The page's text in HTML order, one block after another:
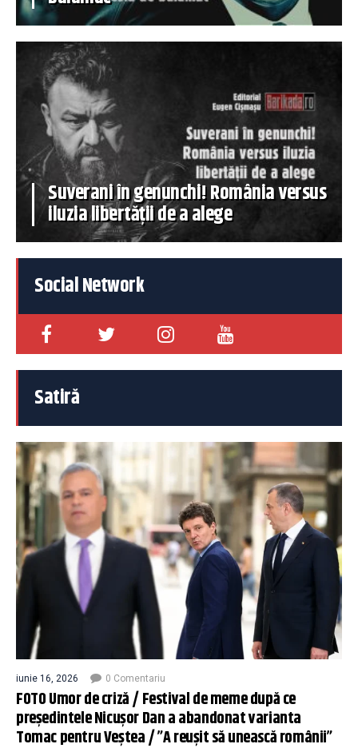
Suverani în genunchi! România versus
iluzia libertății de a alege
Social Network
Satiră
iunie 16, 2026 0 Comentariu
FOTO Umor de criză / Festival de meme după ce
președintele Nicușor Dan a abandonat varianta
Tomac pentru Veștea / ”A reușit să unească românii”